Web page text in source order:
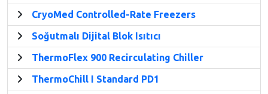
CryoMed Controlled-Rate Freezers
Soğutmalı Dijital Blok Isıtıcı
ThermoFlex 900 Recirculating Chiller
ThermoChill I Standard PD1